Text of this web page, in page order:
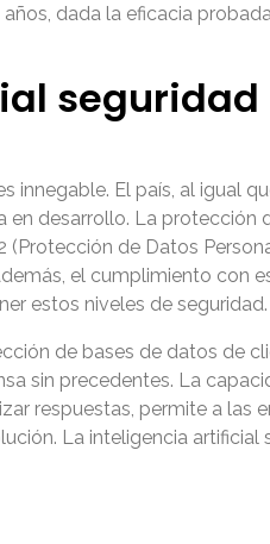
dada la eficacia
El país, al igual
desarrollo. La protección
(Protección de Datos
el cumplimiento con
estos niveles de seguridad.
de bases de datos de
sin precedentes. La
respuestas, permite a las
La inteligencia artificial